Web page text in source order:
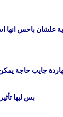
علشان باحس انها
جايب حاجة
بس ليها